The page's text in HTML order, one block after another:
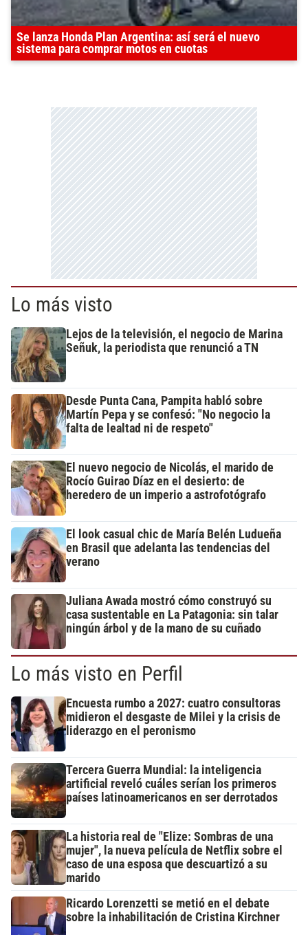
Se lanza Honda Plan Argentina: así será el nuevo
sistema para comprar motos en cuotas
Lo más visto
Lejos de la televisión, el negocio de Marina
Señuk, la periodista que renunció a TN
Desde Punta Cana, Pampita habló sobre
Martín Pepa y se confesó: "No negocio la
falta de lealtad ni de respeto"
El nuevo negocio de Nicolás, el marido de
Rocío Guirao Díaz en el desierto: de
heredero de un imperio a astrofotógrafo
El look casual chic de María Belén Ludueña
en Brasil que adelanta las tendencias del
verano
Juliana Awada mostró cómo construyó su
casa sustentable en La Patagonia: sin talar
ningún árbol y de la mano de su cuñado
Lo más visto en Perfil
Encuesta rumbo a 2027: cuatro consultoras
midieron el desgaste de Milei y la crisis de
liderazgo en el peronismo
Tercera Guerra Mundial: la inteligencia
artificial reveló cuáles serían los primeros
países latinoamericanos en ser derrotados
La historia real de "Elize: Sombras de una
mujer", la nueva película de Netflix sobre el
caso de una esposa que descuartizó a su
marido
Ricardo Lorenzetti se metió en el debate
sobre la inhabilitación de Cristina Kirchner